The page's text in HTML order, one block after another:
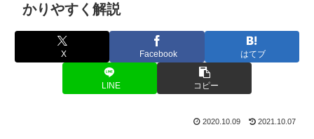
かりやすく解説
X Facebook はてブ
LINE コピー
2020.10.09 2021.10.07